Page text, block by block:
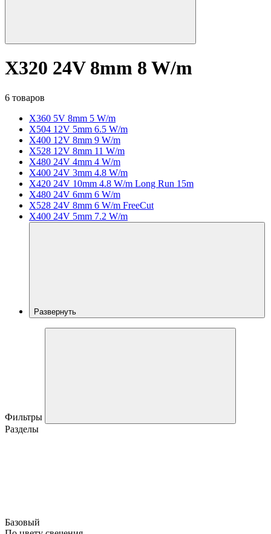
X320 24V 8mm 8 W/m
6 товаров
X360 5V 8mm 5 W/m
X504 12V 5mm 6.5 W/m
X400 12V 8mm 9 W/m
X528 12V 8mm 11 W/m
X480 24V 4mm 4 W/m
X400 24V 3mm 4.8 W/m
X420 24V 10mm 4.8 W/m Long Run 15m
X480 24V 6mm 6 W/m
X528 24V 8mm 6 W/m FreeCut
X400 24V 5mm 7.2 W/m
Развернуть
Фильтры
Разделы
Базовый